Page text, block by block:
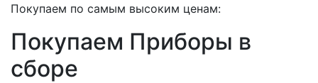
Покупаем по самым высоким ценам:
Покупаем Приборы в
сборе